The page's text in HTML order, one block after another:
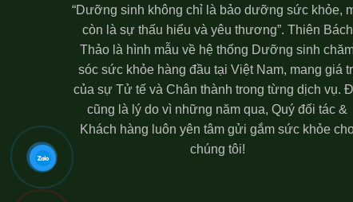
“Dưỡng sinh không chỉ là bảo dưỡng sức khỏe,
còn là sự thấu hiểu và yêu thương”. Thiên Bách
Thảo là hình mẫu về hệ thống Dưỡng sinh
sóc sức khỏe hàng đầu tại Việt Nam, mang giá
của sự Tử tế và Chân thành trong từng dịch vụ.
cũng là lý do vì những năm qua, Quý đối tác &
Khách hàng luôn yên tâm gửi gắm sức khỏe
chúng tôi!